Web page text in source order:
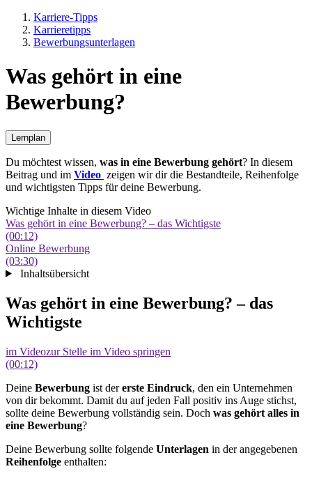
Karriere-Tipps
Karrieretipps
Bewerbungsunterlagen
Was gehört in eine
Bewerbung?
Lernplan
Du möchtest wissen, was in eine Bewerbung gehört? In diesem
Beitrag und im Video zeigen wir dir die Bestandteile, Reihenfolge
und wichtigsten Tipps für deine Bewerbung.
Wichtige Inhalte in diesem Video
Was gehört in eine Bewerbung? – das Wichtigste
(00:12)
Online Bewerbung
(03:30)
Inhaltsübersicht
Was gehört in eine Bewerbung? – das
Wichtigste
im Videozur Stelle im Video springen
(00:12)
Deine Bewerbung ist dererste Eindruck, den ein Unternehmen
von dir bekommt. Damit du auf jeden Fall positiv ins Auge stichst,
sollte deine Bewerbung vollständig sein. Doch was gehört alles in
eine Bewerbung?
Deine Bewerbung sollte folgende Unterlagen in der angegebenen
Reihenfolge enthalten: